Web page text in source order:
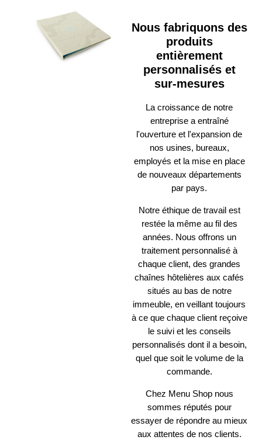
Nous fabriquons des
produits
entièrement
personnalisés et
sur-mesures
La croissance de notre
entreprise a entraîné
l'ouverture et l'expansion de
nos usines, bureaux,
employés et la mise en place
de nouveaux départements
par pays.
Notre éthique de travail est
restée la même au fil des
années. Nous offrons un
traitement personnalisé à
chaque client, des grandes
chaînes hôtelières aux cafés
situés au bas de notre
immeuble, en veillant toujours
à ce que chaque client reçoive
le suivi et les conseils
personnalisés dont il a besoin,
quel que soit le volume de la
commande.
Chez Menu Shop nous
sommes réputés pour
essayer de répondre au mieux
aux attentes de nos clients.